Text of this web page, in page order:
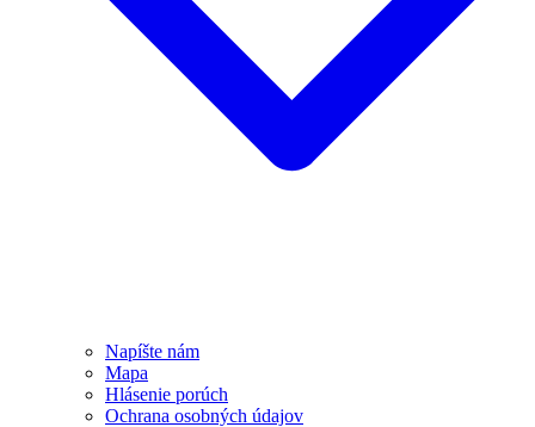
Napíšte nám
Mapa
Hlásenie porúch
Ochrana osobných údajov